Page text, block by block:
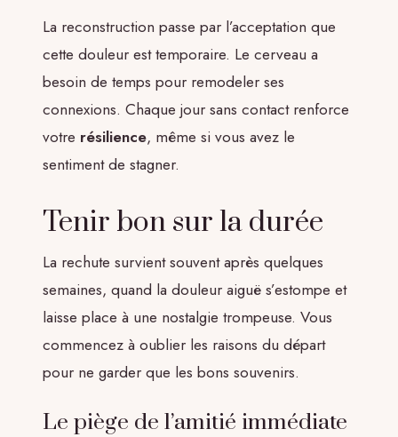
La reconstruction passe par l’acceptation que
cette douleur est temporaire. Le cerveau a
besoin de temps pour remodeler ses
connexions. Chaque jour sans contact renforce
votre résilience, même si vous avez le
sentiment de stagner.
Tenir bon sur la durée
La rechute survient souvent après quelques
semaines, quand la douleur aiguë s’estompe et
laisse place à une nostalgie trompeuse. Vous
commencez à oublier les raisons du départ
pour ne garder que les bons souvenirs.
Le piège de l’amitié immédiate